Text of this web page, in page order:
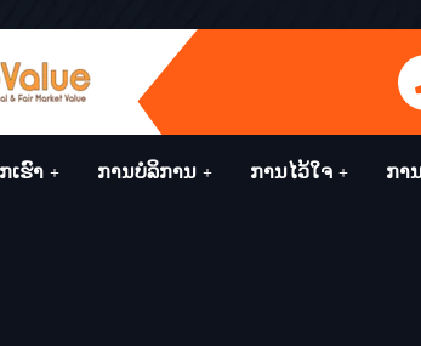
ເຮົາ ການບໍລິການ ການໄວ້ໃຈ ກາ